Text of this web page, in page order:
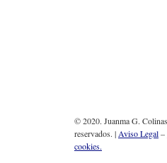
© 2020. Juanma G.
reservados. |Aviso Legal–
cookies.